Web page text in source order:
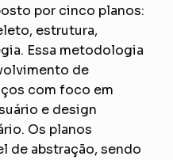
por cinco planos:
estrutura,
Essa metodologia
de
com foco em
e design
Os planos
de abstração, sendo